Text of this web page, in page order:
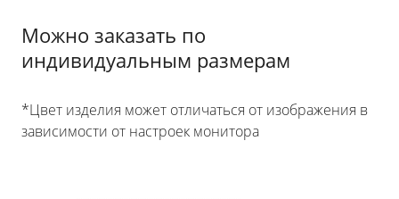
Можно заказать по
индивидуальным размерам
*Цвет изделия может отличаться от изображения в
зависимости от настроек монитора